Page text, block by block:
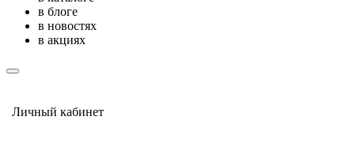
в блоге
в новостях
в акциях
Личный кабинет